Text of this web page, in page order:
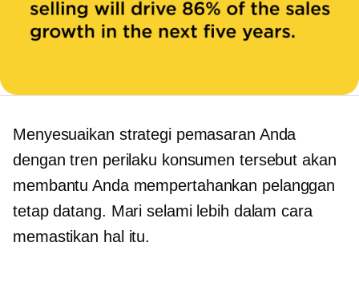
Menyesuaikan strategi pemasaran Anda
dengan tren perilaku konsumen tersebut akan
membantu Anda mempertahankan pelanggan
tetap datang. Mari selami lebih dalam cara
memastikan hal itu.